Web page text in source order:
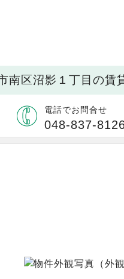
南区沼影１丁目の賃
電話でお問合せ
048-837-